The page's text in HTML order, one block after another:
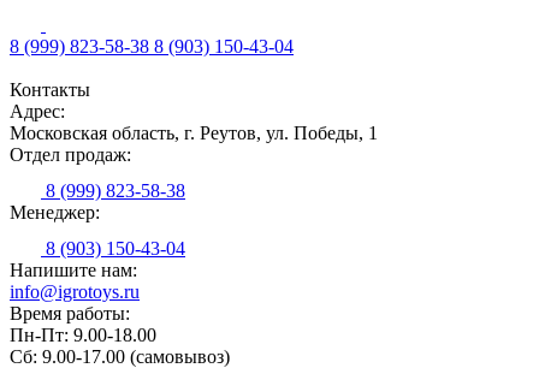
8 (999) 823-58-38 8 (903) 150-43-04
Контакты
Адрес:
Московская область, г. Реутов, ул. Победы, 1
Отдел продаж:
8 (999) 823-58-38
Менеджер:
8 (903) 150-43-04
Напишите нам:
info@igrotoys.ru
Время работы:
Пн-Пт: 9.00-18.00
Сб: 9.00-17.00 (самовывоз)